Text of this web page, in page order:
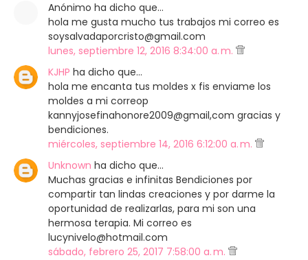
Anónimo ha dicho que…
hola me gusta mucho tus trabajos mi correo es
soysalvadaporcristo@gmail.com
lunes, septiembre 12, 2016 8:34:00 a. m.
KJHP ha dicho que…
hola me encanta tus moldes x fis enviame los
moldes a mi correop
kannyjosefinahonore2009@gmail,com gracias y
bendiciones.
miércoles, septiembre 14, 2016 6:12:00 a. m.
Unknown ha dicho que…
Muchas gracias e infinitas Bendiciones por
compartir tan lindas creaciones y por darme la
oportunidad de realizarlas, para mi son una
hermosa terapia. Mi correo es
lucynivelo@hotmail.com
sábado, febrero 25, 2017 7:58:00 a. m.